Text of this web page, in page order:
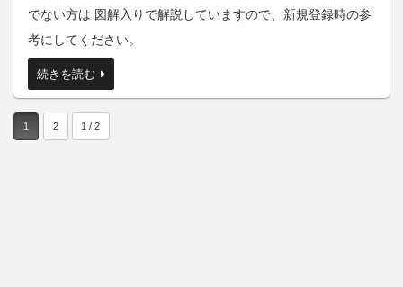
でない方は 図解入りで解説していますので、新規登録時の参
考にしてください。
続きを読む
1 2 1 / 2